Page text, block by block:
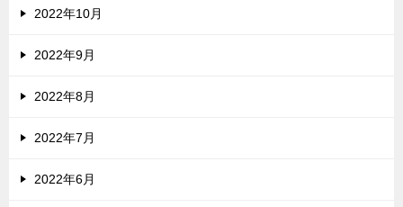
2022年10月
2022年9月
2022年8月
2022年7月
2022年6月